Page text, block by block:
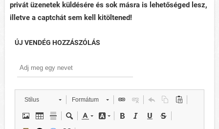
privát üzenetek küldésére és sok másra is lehetőséged lesz,
illetve a captchát sem kell kitöltened!
ÚJ VENDÉG HOZZÁSZÓLÁS
Stílus Formátum